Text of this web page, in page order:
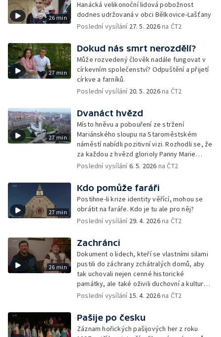
26 min
Hanácká velikonoční lidová pobožnost
dodnes udržovaná v obci Bělkovice-Lašťany
Poslední vysílání 27. 5. 2026na ČT2
27 min
Dokud nás smrt nerozdělí?
Může rozvedený člověk nadále fungovat v
církevním společenství? Odpuštění a přijetí
církve a farníků.
Poslední vysílání 20. 5. 2026na ČT2
27 min
Dvanáct hvězd
Místo hněvu a pobouření ze stržení
Mariánského sloupu na Staroměstském
náměstí nabídli pozitivní vizi. Rozhodli se, že
za každou z hvězd glorioly Panny Marie
postaví v Praze kostel. Dokument České
Poslední vysílání6. 5. 2026 na ČT2
27 min
Kdo pomůže faráři
Postihne-li krize identity věřící, mohou se
obrátit na faráře. Kdo je tu ale pro něj?
Poslední vysílání 29. 4. 2026na ČT2
26 min
Zachránci
Dokument o lidech, kteří se vlastními silami
pustili do záchrany zchátralých domů, aby
tak uchovali nejen cenné historické
památky, ale také oživili duchovní a kulturní
tradice ve své obci.
Poslední vysílání15. 4. 2026na ČT2
Pašije po česku
Záznam hořických pašijových her z roku